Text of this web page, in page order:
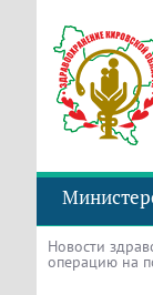
Новости
операцию на